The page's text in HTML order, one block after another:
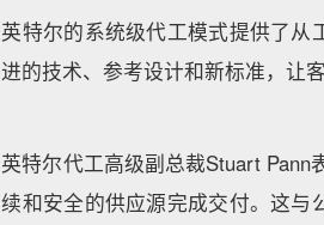
英特尔的系统级代工模式提供了
进的技术、参考设计和新标准，让
英特尔代工高级副总裁Stuart Pann
续和安全的供应源完成交付。这与